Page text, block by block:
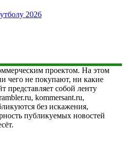
2026
проектом. На этом
чего не покупают, ни какие
представляет собой ленту
kommersant.ru,
без искажения,
публикуемых новостей